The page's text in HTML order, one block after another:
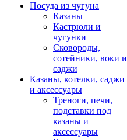
Посуда из чугуна
Казаны
Кастрюли и
чугунки
Сковороды,
сотейники, воки и
саджи
Казаны, котелки, саджи
и аксессуары
Треноги, печи,
подставки под
казаны и
аксессуары